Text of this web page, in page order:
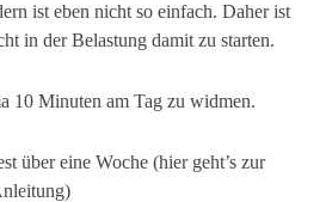
ist eben nicht so einfach. Daher ist
in der Belastung damit zu starten.
10 Minuten am Tag zu widmen.
über eine Woche (hier geht’s zur
)